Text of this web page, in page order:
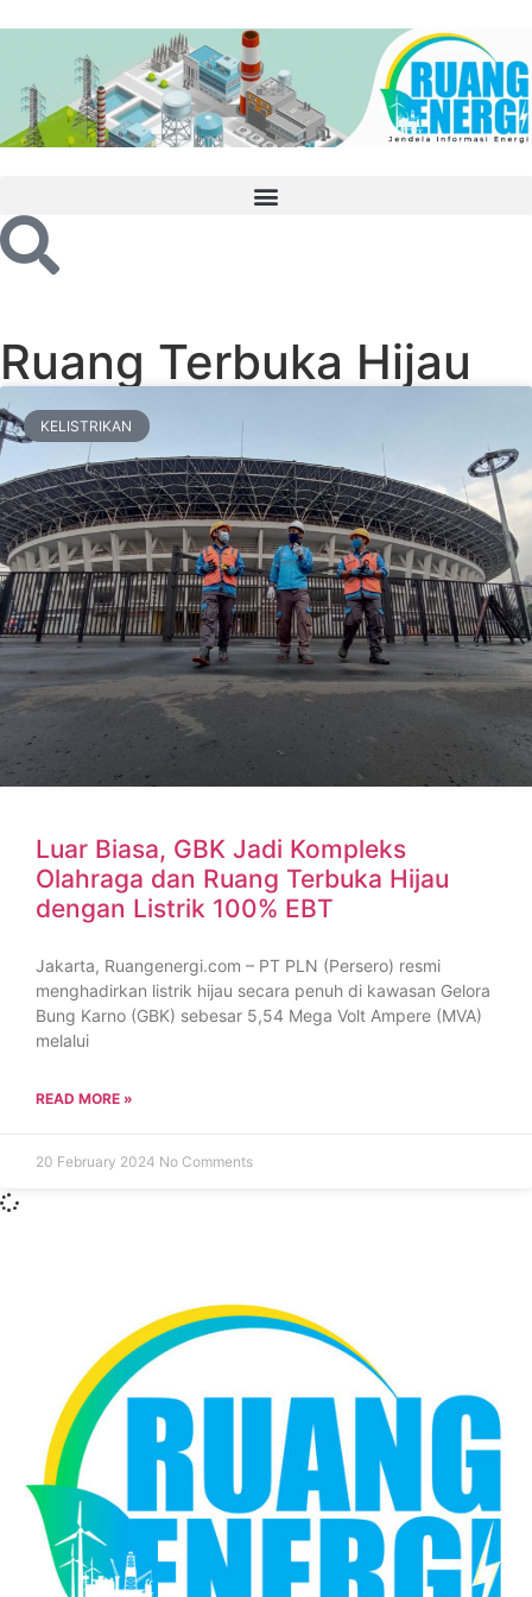
Ruang Terbuka Hijau
KELISTRIKAN
Luar Biasa, GBK Jadi Kompleks
Olahraga dan Ruang Terbuka Hijau
dengan Listrik 100% EBT
Jakarta, Ruangenergi.com – PT PLN (Persero) resmi
menghadirkan listrik hijau secara penuh di kawasan Gelora
Bung Karno (GBK) sebesar 5,54 Mega Volt Ampere (MVA)
melalui
READ MORE »
20 February 2024 No Comments